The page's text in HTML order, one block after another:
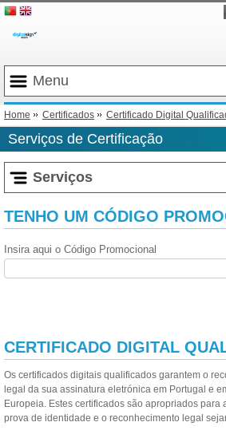
Menu
Home Certificados Certificado Digital
Serviços de Certificação
Serviços
TENHO UM CÓDIGO
Insira aqui o Código Promocional
CERTIFICADO DIGITAL
Os certificados digitais qualificados garantem o
legal da sua assinatura eletrónica em Portugal e
Europeia. Estes certificados são apropriados para
prova de identidade e o reconhecimento legal